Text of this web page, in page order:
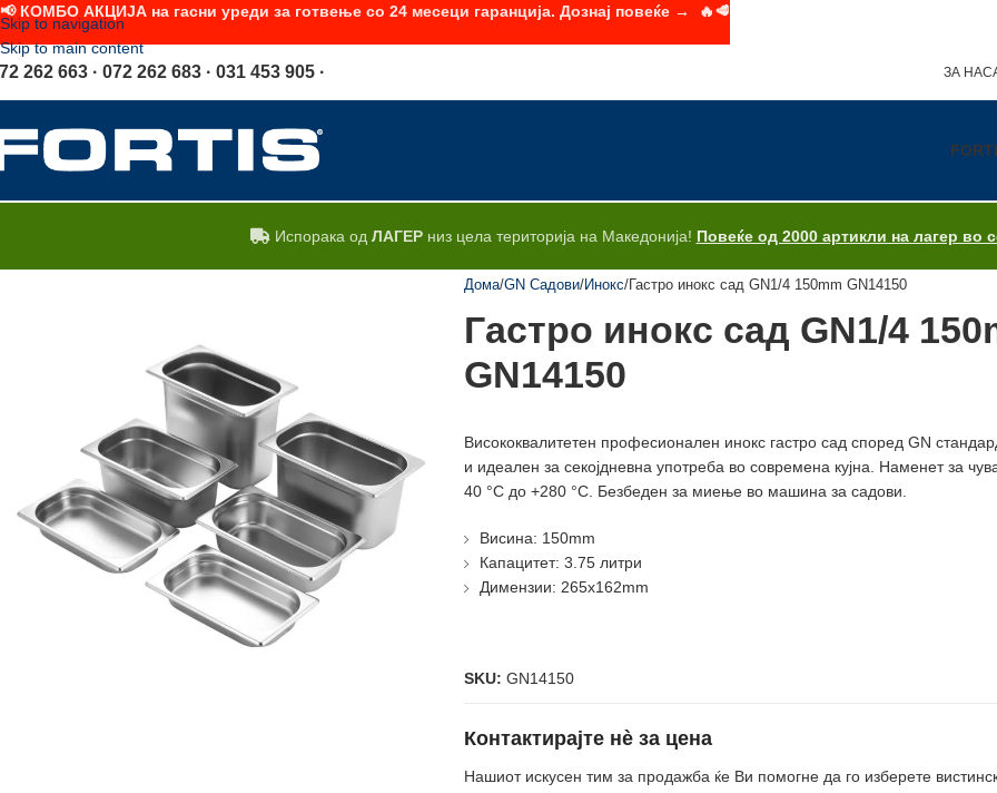
Skip to navigation
Skip to main content
262 663 · 072 262 683 · 031 453 905 · ЗА НАС
Испорака од ЛАГЕРниз цела територија на Македонија! Повеќе од 2000 артикли на лагер во
Дома GN Садови Инокс Гастро инокс сад GN1/4 150mm GN14150
Гастро инокс сад GN1/4
GN14150
Висококвалитетен професионален инокс гастро сад според GN
и идеален за секојдневна употреба во современа кујна. Наменет за
40 °C до +280 °C. Безбеден за миење во машина за садови.
Висина: 150mm
Капацитет: 3.75 литри
Димензии: 265x162mm
SKU:GN14150
Контактирајте нè за цена
Нашиот искусен тим за продажба ќе Ви помогне да го изберете
📢 КОМБО АКЦИЈА на гасни уреди за готвење со 24 месеци гаранција. Дознај повеќе → 🔥🥩